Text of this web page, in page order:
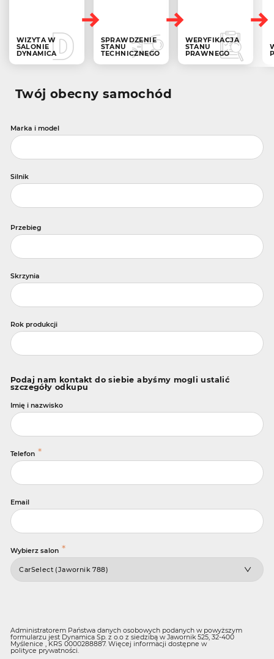
WIZYTA W
SALONIE
DYNAMICA
SPRAWDZENIE
STANU
TECHNICZNEGO
WERYFIKACJA
STANU
PRAWNEGO
Twój obecny samochód
Marka i model
Silnik
Przebieg
Skrzynia
Rok produkcji
Podaj nam kontakt do siebie abyśmy mogli ustalić
szczegóły odkupu
Imię i nazwisko
Telefon *
Email
Wybierz salon *
Administratorem Państwa danych osobowych podanych w powyższym
formularzu jest Dynamica Sp. z o.o z siedzibą w Jawornik 525, 32-400
Myślenice , KRS 0000288887. Więcej informacji dostępne w
polityce prywatności.